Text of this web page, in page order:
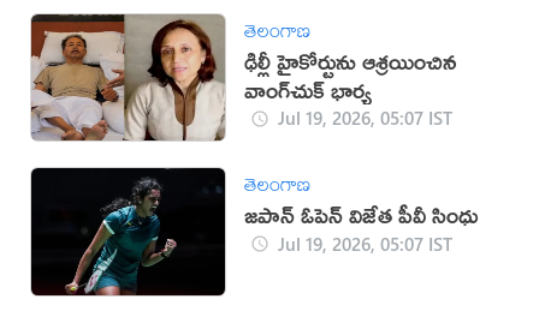
తెలంగాణ
ఢిల్లీ హైకోర్టును ఆశ్రయించిన
వాంగ్‌చుక్ భార్య
Jul 19, 2026, 05:07 IST
తెలంగాణ
జపాన్‌ ఓపెన్‌ విజేత పీవీ సింధు
Jul 19, 2026, 05:07 IST